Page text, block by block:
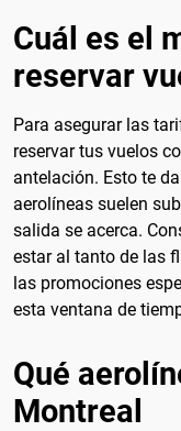
Cuál es el
reservar
Para asegurar las
reservar tus vuelos
antelación. Esto te
aerolíneas suelen
salida se acerca.
estar al tanto de las
las promociones
esta ventana de
Qué
Montreal